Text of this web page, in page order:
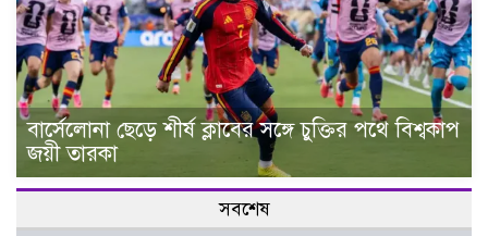
বার্সেলোনা ছেড়ে শীর্ষ ক্লাবের সঙ্গে চুক্তির পথে বিশ্বকাপ
জয়ী তারকা
সবশেষ